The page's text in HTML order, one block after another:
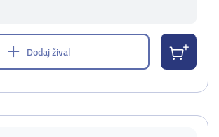
Dodaj žival